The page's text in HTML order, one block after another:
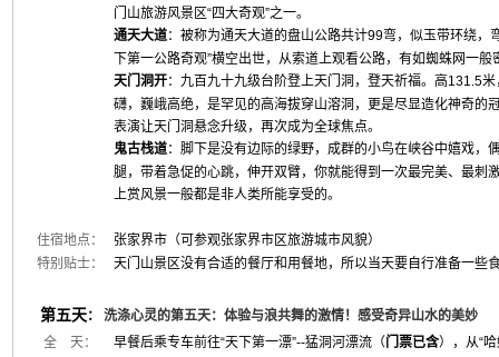
门山旅游风景区“四大奇观”之一。
通天大道：被称为通天大道的盘山公路共计99弯，似玉带环绕，
下第一公路奇观”横空出世，从索道上观看公路，有如蜘蛛网一
天门洞开：九百九十九级台阶登上天门洞，登天祈福。高131.5
礴，巍峨高绝，是罕见的高海拔穿山溶洞，更是尽显造化神奇的
表演让天门洞悬念升级，再次成为全球焦点。
鬼古栈道：脚下是没有边际的绿野，成群的小鸟在峡谷中嬉戏，
腿，带着急促的心跳，伸开双臂，你就能得到一次最完美、最刺
上赏风景一般都是非人类所能享受的。
住宿地点：
张家界市（可参观张家界市区旅游城市风貌）
特别贴士：
天门山景区没有合适的餐厅和用餐地，所以当天要自行准备一
第五天：
洗涤心灵的第五天：体验与浪共舞的激情！感受奇异山水的美妙
全 天：
早餐后乘专车前往“天下第一漂”--猛洞河漂流（ 门票已含），从“